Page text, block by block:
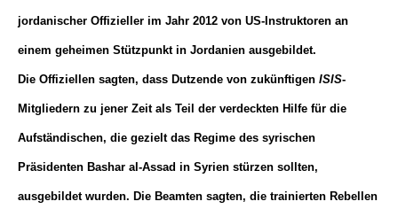
jordanischer Offizieller im Jahr 2012 von US-Instruktoren an
einem geheimen Stützpunkt in Jordanien ausgebildet.
Die Offiziellen sagten, dass Dutzende von zukünftigen ISIS-
Mitgliedern zu jener Zeit als Teil der verdeckten Hilfe für die
Aufständischen, die gezielt das Regime des syrischen
Präsidenten Bashar al-Assad in Syrien stürzen sollten,
ausgebildet wurden. Die Beamten sagten, die trainierten Rebellen